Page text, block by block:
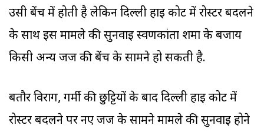
उसी बेंच में होती है लेकिन दिल्ली हाई कोर्ट में रोस्टर बदलने
के साथ इस मामले की सुनवाई स्वर्णकांता शर्मा के बजाय
किसी अन्य जज की बेंच के सामने हो सकती है.
बतौर विराग, गर्मी की छुट्टियों के बाद दिल्ली हाई कोर्ट में
रोस्टर बदलने पर नए जज के सामने मामले की सुनवाई होने